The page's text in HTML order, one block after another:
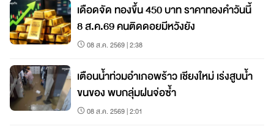
เดือดจัด ทองขึ้น 450 บาท ราคาทองคำวันนี้
8 ส.ค.69 คนติดดอยมีหวังยัง
08 ส.ค. 2569 | 2:38
เตือนน้ำท่วมอำเภอพร้าว เชียงใหม่ เร่งสูบน้ำ
ขนของ พบกลุ่มฝนจ่อซ้ำ
08 ส.ค. 2569 | 2:01